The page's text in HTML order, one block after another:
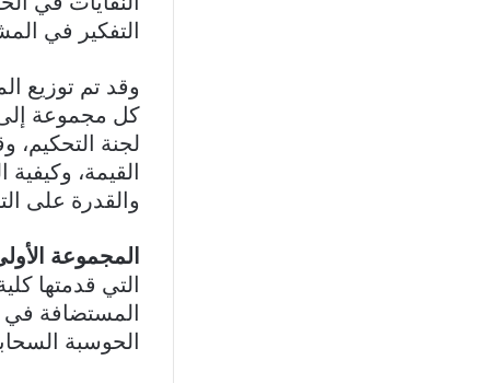
التفكير في
وقد تم توزيع
كل مجموعة إلى
لجنة التحكيم،
القيمة،
والقدرة على
المجموعة
التي قدمتها
المستضافة
الحوسبة